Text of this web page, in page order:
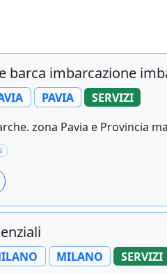
barca imbarcazione
PAVIA
SERVIZI
zona Pavia e Provincia
MILANO
SERVIZI